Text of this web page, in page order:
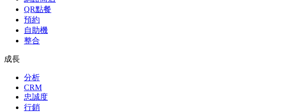
QR點餐
預約
自助機
整合
成長
分析
CRM
忠誠度
行銷